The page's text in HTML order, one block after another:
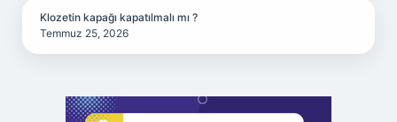
Klozetin kapağı kapatılmalı mı ?
Temmuz 25, 2026